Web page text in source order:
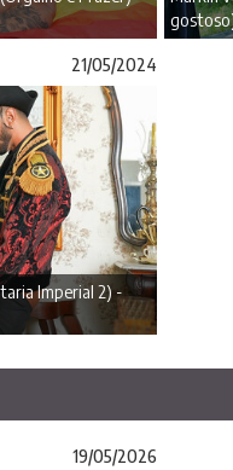
21/05/2024
Imperial 2) -
19/05/2026